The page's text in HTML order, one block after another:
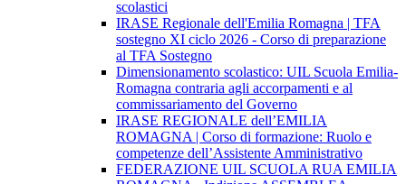
scolastici
IRASE Regionale dell'Emilia Romagna | TFA
sostegno XI ciclo 2026 - Corso di preparazione
al TFA Sostegno
Dimensionamento scolastico: UIL Scuola Emilia-
Romagna contraria agli accorpamenti e al
commissariamento del Governo
IRASE REGIONALE dell’EMILIA
ROMAGNA | Corso di formazione: Ruolo e
competenze dell’Assistente Amministrativo
FEDERAZIONE UIL SCUOLA RUA EMILIA